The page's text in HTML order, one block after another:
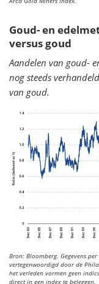
Goud- en
versus goud
Aandelen van goud-
nog steeds
van goud.
Bron: Bloomberg. Gegevens
vertegenwoordigd door de
het verleden vormen geen
direct in een index te beleggen.